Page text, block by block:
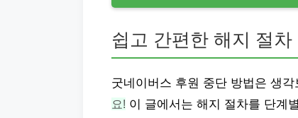
쉽고 간편한 해지 절차
굿네이버스 후원 중단 방법은 생
요! 이 글에서는 해지 절차를 단계